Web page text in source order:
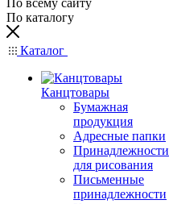
По всему сайту
По каталогу
Каталог
Канцтовары
Бумажная
продукция
Адресные папки
Принадлежности
для рисования
Письменные
принадлежности